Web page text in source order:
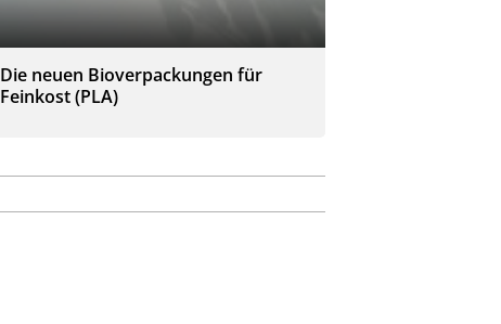
Die neuen Bioverpackungen für
Feinkost (PLA)